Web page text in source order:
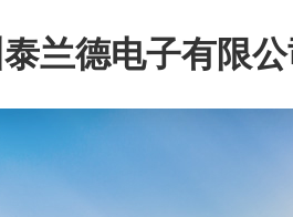
兰德电子有限